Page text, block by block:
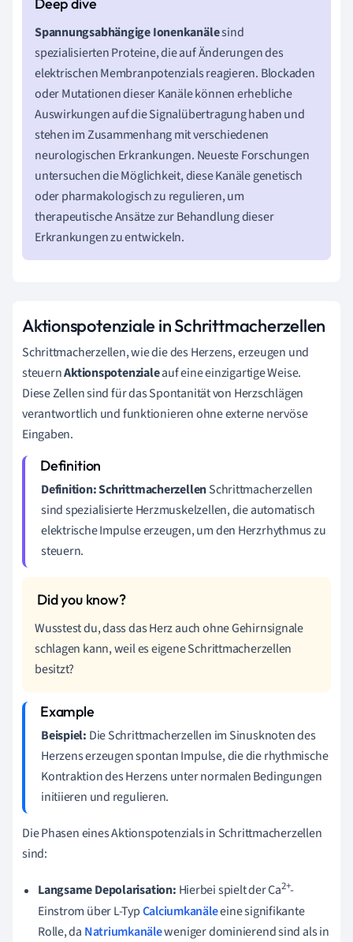
Spannungsabhängige Ionenkanälesind
spezialisierten Proteine, die auf Änderungen des
elektrischen Membranpotenzials reagieren. Blockaden
oder Mutationen dieser Kanäle können erhebliche
Auswirkungen auf die Signalübertragung haben und
stehen im Zusammenhang mit verschiedenen
neurologischen Erkrankungen. Neueste Forschungen
untersuchen die Möglichkeit, diese Kanäle genetisch
oder pharmakologisch zu regulieren, um
therapeutische Ansätze zur Behandlung dieser
Erkrankungen zu entwickeln.
Aktionspotenziale in Schrittmacherzellen
Schrittmacherzellen, wie die des Herzens, erzeugen und
steuernAktionspotenzialeauf eine einzigartige Weise.
Diese Zellen sind für das Spontanität von Herzschlägen
verantwortlich und funktionieren ohne externe nervöse
Eingaben.
Definition: SchrittmacherzellenSchrittmacherzellen
sind spezialisierte Herzmuskelzellen, die automatisch
elektrische Impulse erzeugen, um den Herzrhythmus zu
steuern.
Wusstest du, dass das Herz auch ohne Gehirnsignale
schlagen kann, weil es eigene Schrittmacherzellen
besitzt?
Beispiel: Die Schrittmacherzellen im Sinusknoten des
Herzens erzeugen spontan Impulse, die die rhythmische
Kontraktion des Herzens unter normalen Bedingungen
initiieren und regulieren.
Die Phasen eines Aktionspotenzials in Schrittmacherzellen
sind:
Langsame Depolarisation: Hierbei spielt der Ca2+-
Einstrom über L-TypCalciumkanäleeine signifikante
Rolle, da Natriumkanäleweniger dominierend sind als in